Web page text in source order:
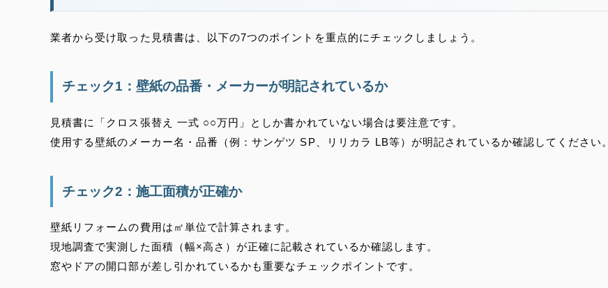
業者から受け取った見積書は、以下の7つのポイントを重点的にチェックしましょう。
チェック1：壁紙の品番・メーカーが明記されているか
見積書に「クロス張替え 一式 ○○万円」としか書かれていない場合は要注意です。
使用する壁紙のメーカー名・品番（例：サンゲツ SP、リリカラ LB等）が明記されているか確認してください。
チェック2：施工面積が正確か
壁紙リフォームの費用は㎡単位で計算されます。
現地調査で実測した面積（幅×高さ）が正確に記載されているか確認します。
窓やドアの開口部が差し引かれているかも重要なチェックポイントです。